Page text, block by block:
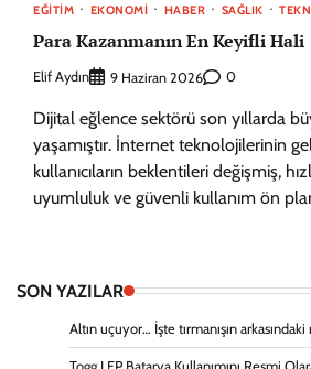
EĞITIM EKONOMI HABER SAĞLIK
Para Kazanmanın En Keyifli Hali
Elif Aydın 9 Haziran 2026 0
Dijital eğlence sektörü son yıllarda
yaşamıştır. İnternet teknolojilerinin
kullanıcıların beklentileri değişmiş,
uyumluluk ve güvenli kullanım ön
SON YAZILAR
Altın uçuyor… İşte tırmanışın